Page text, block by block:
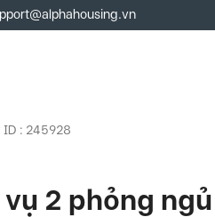
ID : 245928
2 phỏng